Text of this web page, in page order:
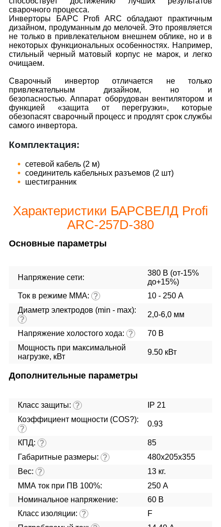
сварочного процесса.
Инверторы БАРС Profi ARC обладают практичным
дизайном, продуманным до мелочей. Это проявляется
не только в привлекательном внешнем облике, но и в
некоторых функциональных особенностях. Например,
стильный черный матовый корпус не марок, и легко
очищаем.
Сварочный инвертор отличается не только
привлекательным дизайном, но и
безопасностью. Аппарат оборудован вентилятором и
функцией «защита от перегрузки», которые
обезопасят сварочный процесс и продлят срок службы
самого инвертора.
Комплектация:
сетевой кабель (2 м)
соединитель кабельных разъемов (2 шт)
шестигранник
Характеристики БАРСВЕЛД Profi
ARC-257D-380
Основные параметры
Напряжение сети:
380 В (от-15%
до+15%)
Ток в режиме ММА: ?
10 - 250 А
Диаметр электродов (min - max):
?
2,0-6,0 мм
Напряжение холостого хода: ?
70 В
Мощность при максимальной
нагрузке, кВт
9.50 кВт
Дополнительные параметры
Класс защиты: ?
IP 21
Коэффициент мощности (COS?):
?
0.93
КПД: ?
85
Габаритные размеры: ?
480x205x355
Вес: ?
13 кг.
ММА ток при ПВ 100%:
250 А
Номинальное напряжение:
60 В
Класс изоляции: ?
F